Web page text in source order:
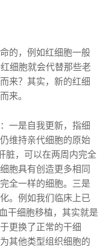
的，例如红细胞一般
细胞就会代替那些老
来？其实，新的红细
来。
是自我更新，指细
维持亲代细胞的原始
脏，可以在两周内完全
胞具有创造更多相同
全一样的细胞。三是
。例如我们临床上已
干细胞移植，其实就是
更换了正常的干细
其他类型组织细胞的